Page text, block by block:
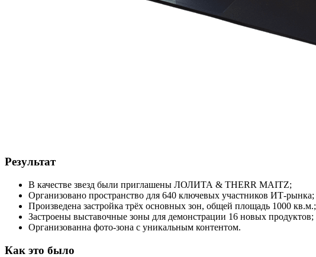
Результат
В качестве звезд были приглашены ЛОЛИТА & THERR MAITZ;
Организовано пространство для 640 ключевых участников ИТ-рынка;
Произведена застройка трёх основных зон, общей площадь 1000 кв.м.;
Застроены выставочные зоны для демонстрации 16 новых продуктов;
Организованна фото-зона с уникальным контентом.
Как это было